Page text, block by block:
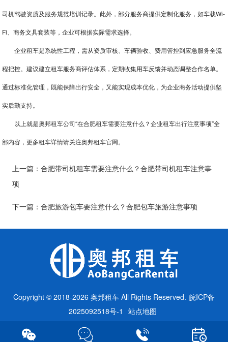
司机驾驶资质及服务规范培训记录。此外，部分服务商提供定制化服务，如车载Wi-
Fi、商务文具套装等，企业可根据实际需求选择。
企业租车是系统性工程，需从资质审核、车辆验收、费用管控到应急服务全流
程把控。建议建立租车服务商评估体系，定期收集用车反馈并动态调整合作名单。
通过标准化管理，既能保障出行安全，又能实现成本优化，为企业商务活动提供坚
实后勤支持。
以上就是奥邦租车公司“在合肥租车需要注意什么？企业租车出行注意事项”全
部内容，更多租车详情请关注奥邦租车官网。
上一篇：合肥带司机租车需要注意什么？合肥带司机租车注意事
项
下一篇：合肥旅游包车要注意什么？合肥包车旅游注意事项
Copyright © 2018-2026 奥邦租车 All Rights Reserved. 皖ICP备
2025092518号-1
站点地图